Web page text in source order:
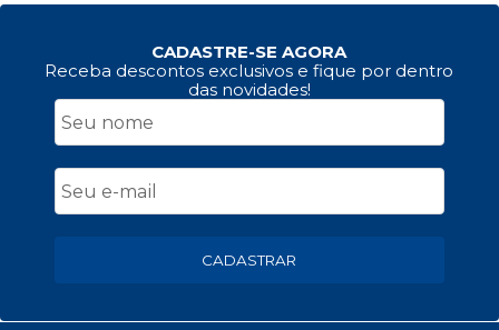
CADASTRE-SE AGORA
Receba descontos exclusivos e fique por dentro
das novidades!
CADASTRAR